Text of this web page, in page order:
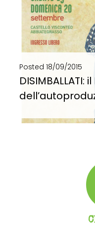
Posted 18/09/2015
DISIMBALLATI: